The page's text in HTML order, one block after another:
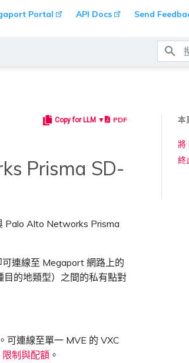
Portal API Docs Send
本
將
終
Copy for LLM ▼ PDF
Prisma SD-
Palo Alto Networks Prisma
連線至 Megaport 網路上的
的地類型）之間的私有點對
可連線至單一 MVE 的 VXC
制與配額 。